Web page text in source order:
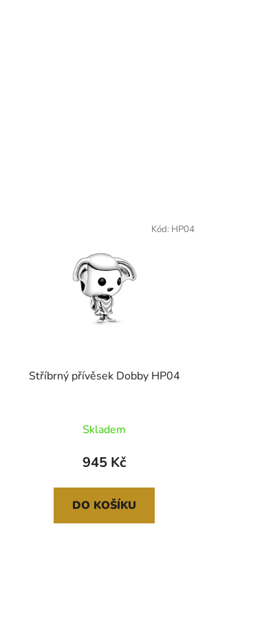
Stříbrný přívěsek Dobby HP04
Skladem
945 Kč
DO KOŠÍKU
Kód: HP04